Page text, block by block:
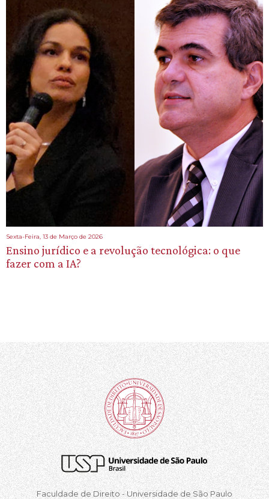
Sexta-Feira, 13 de Março de 2026
Ensino jurídico e a revolução tecnológica: o que
fazer com a IA?
Faculdade de Direito - Universidade de São Paulo